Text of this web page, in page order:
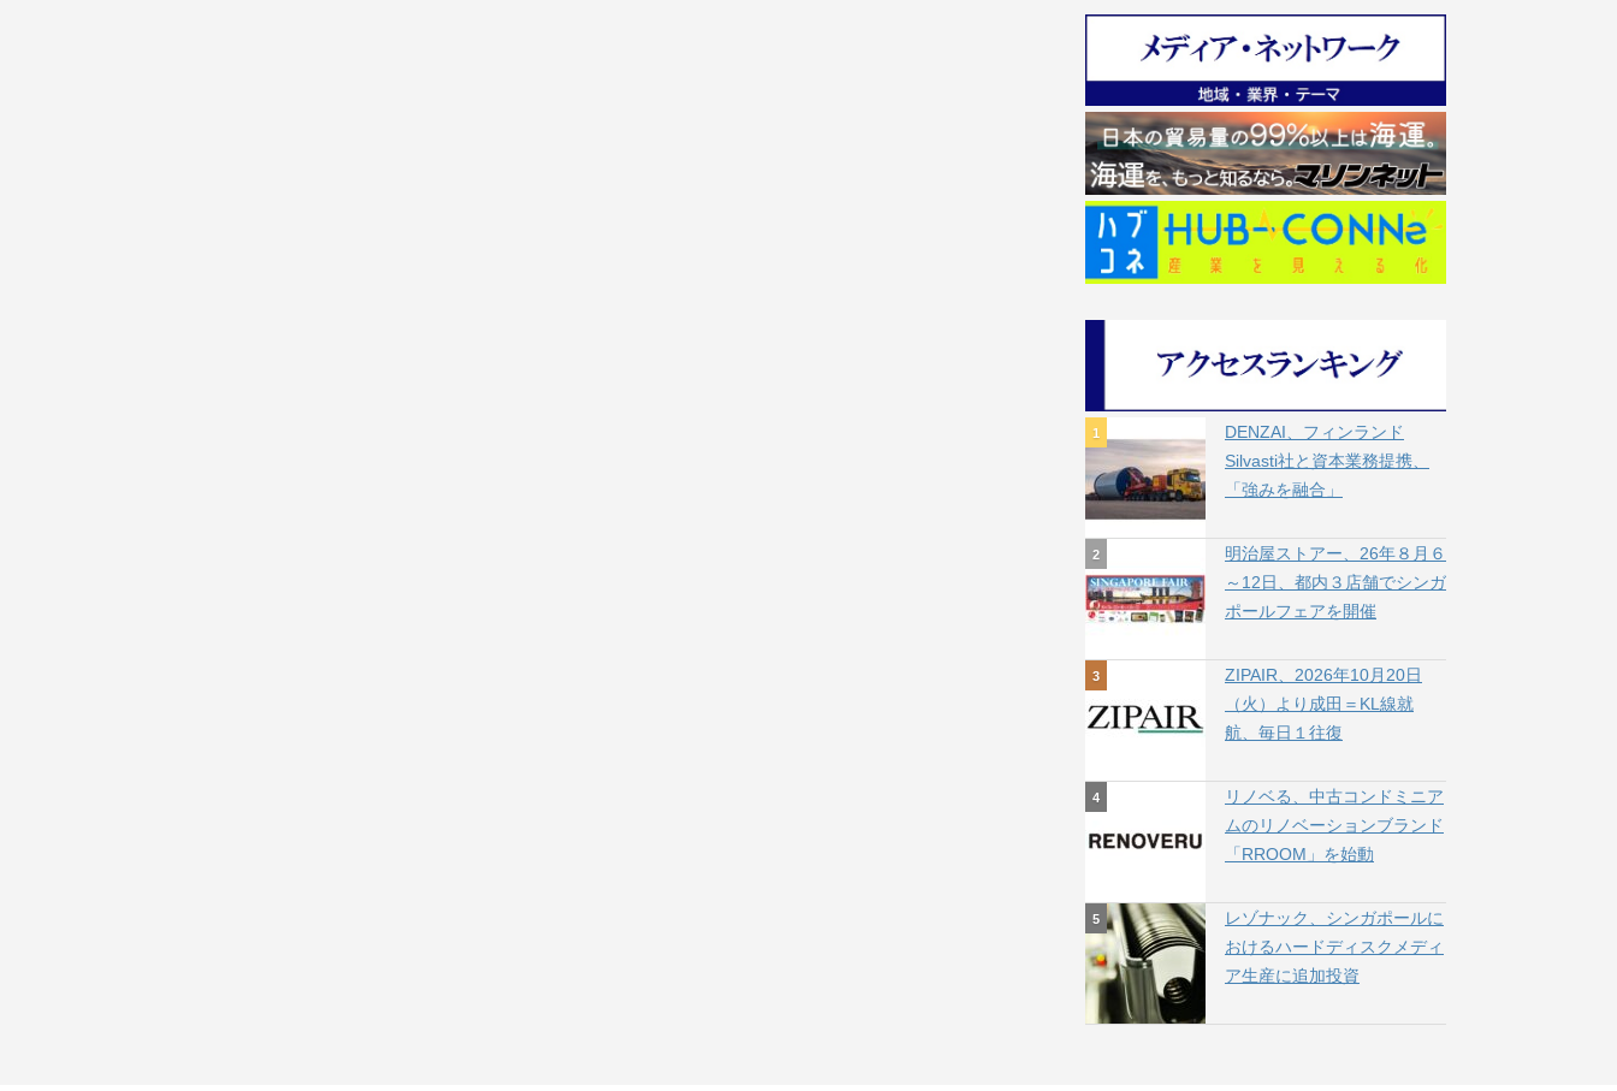
DENZAI、フィンランド
Silvasti社と資本業務提携、
「強みを融合」
明治屋ストアー、26年８月６
～12日、都内３店舗でシンガ
ポールフェアを開催
ZIPAIR、2026年10月20日
（火）より成田＝KL線就
航、毎日１往復
リノベる、中古コンドミニア
ムのリノベーションブランド
「RROOM」を始動
レゾナック、シンガポールに
おけるハードディスクメディ
ア生産に追加投資